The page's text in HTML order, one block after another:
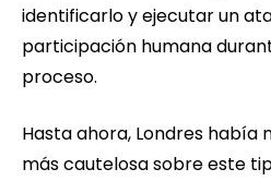
identificarlo y ejecutar un
participación humana
proceso.
Hasta ahora, Londres había
más cautelosa sobre este